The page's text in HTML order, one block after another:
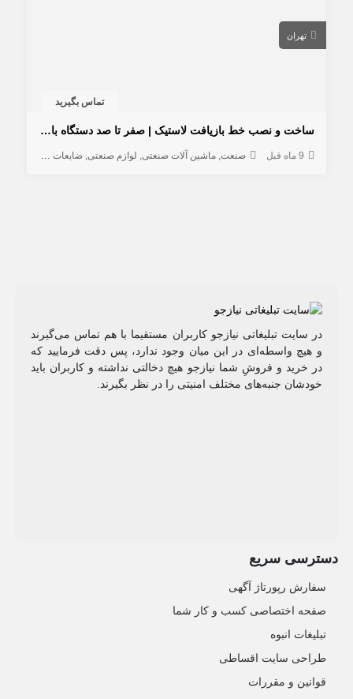
تهران
تماس بگیرید
ساخت و نصب خط بازیافت لاستیک | صفر تا صد دستگاه بازیافت
9 ماه قبل صنعت ماشین آلات صنعتی لوازم صنعتی ضایعات صنعتی
در سایت تبلیغاتی نیازجو کاربران مستقیما با هم تماس می‌گیرند
و هیچ واسطه‌ای در این میان وجود ندارد، پس دقت فرمایید که
در خرید و فروشِ شما نیازجو هیچ دخالتی نداشته و کاربران باید
خودشان جنبه‌های مختلف امنیتی را در نظر بگیرند.
دسترسی سریع
سفارش رپورتاژ آگهی
صفحه اختصاصی کسب و کار شما
تبلیغات انبوه
طراحی سایت اقساطی
قوانین و مقررات